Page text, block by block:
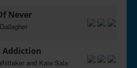
Never
Addiction
and Kate Sala